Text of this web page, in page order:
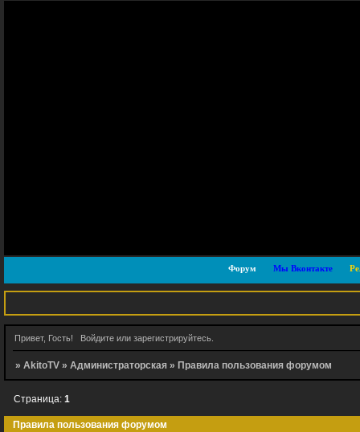
Форум Мы Вконтакте
Привет, Гость! Войдитеили зарегистрируйтесь.
»AkitoTV »Администраторская » Правила пользования форумом
Правила пользования форумом
Страница:1